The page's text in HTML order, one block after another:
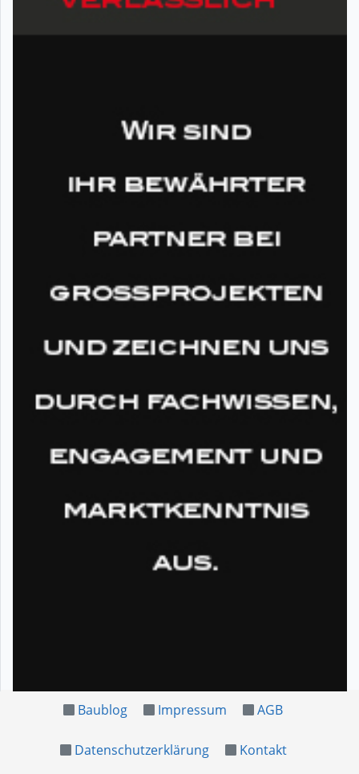
Baublog Impressum AGB
Datenschutzerklärung Kontakt